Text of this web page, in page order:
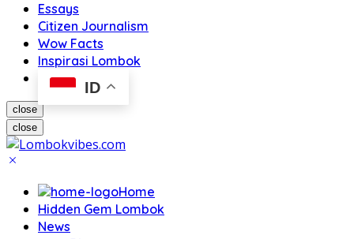
Essays
Citizen Journalism
Wow Facts
Inspirasi Lombok
ID
close
close
Home
Hidden Gem Lombok
News